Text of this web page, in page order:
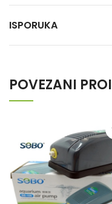
ISPORUKA
POVEZANI